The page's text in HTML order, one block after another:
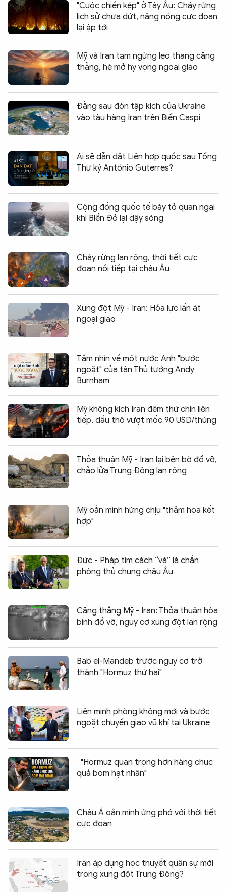
"Cuộc chiến kép" ở Tây Âu: Cháy rừng
lịch sử chưa dứt, nắng nóng cực đoan
lại ập tới
Mỹ và Iran tạm ngừng leo thang căng
thẳng, hé mở hy vọng ngoại giao
Đằng sau đòn tập kích của Ukraine
vào tàu hàng Iran trên Biển Caspi
Ai sẽ dẫn dắt Liên hợp quốc sau Tổng
Thư ký António Guterres?
Cộng đồng quốc tế bày tỏ quan ngại
khi Biển Đỏ lại dậy sóng
Cháy rừng lan rộng, thời tiết cực
đoan nối tiếp tại châu Âu
Xung đột Mỹ - Iran: Hỏa lực lấn át
ngoại giao
Tầm nhìn về một nước Anh "bước
ngoặt" của tân Thủ tướng Andy
Burnham
Mỹ không kích Iran đêm thứ chín liên
tiếp, dầu thô vượt mốc 90 USD/thùng
Thỏa thuận Mỹ - Iran lại bên bờ đổ vỡ,
chảo lửa Trung Đông lan rộng
Mỹ oằn mình hứng chịu "thảm họa kết
hợp"
Đức - Pháp tìm cách “vá” lá chắn
phòng thủ chung châu Âu
Căng thẳng Mỹ - Iran: Thỏa thuận hòa
bình đổ vỡ, nguy cơ xung đột lan rộng
Bab el-Mandeb trước nguy cơ trở
thành "Hormuz thứ hai"
Liên minh phòng không mới và bước
ngoặt chuyển giao vũ khí tại Ukraine
"Hormuz quan trọng hơn hàng chục
quả bom hạt nhân"
Châu Á oằn mình ứng phó với thời tiết
cực đoan
Iran áp dụng học thuyết quân sự mới
trong xung đột Trung Đông?